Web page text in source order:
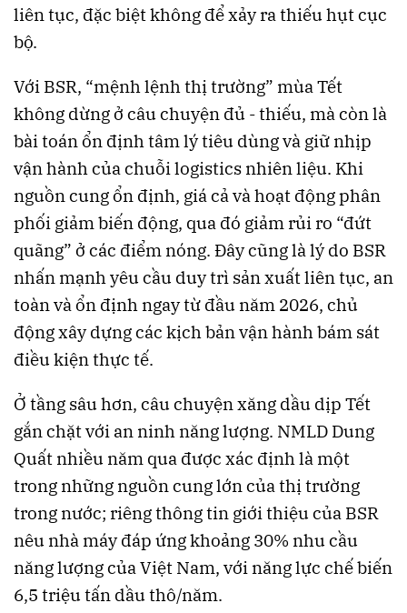
liên tục, đặc biệt không để xảy ra thiếu hụt cục
bộ.
Với BSR, “mệnh lệnh thị trường” mùa Tết
không dừng ở câu chuyện đủ - thiếu, mà còn là
bài toán ổn định tâm lý tiêu dùng và giữ nhịp
vận hành của chuỗi logistics nhiên liệu. Khi
nguồn cung ổn định, giá cả và hoạt động phân
phối giảm biến động, qua đó giảm rủi ro “đứt
quãng” ở các điểm nóng. Đây cũng là lý do BSR
nhấn mạnh yêu cầu duy trì sản xuất liên tục, an
toàn và ổn định ngay từ đầu năm 2026, chủ
động xây dựng các kịch bản vận hành bám sát
điều kiện thực tế.
Ở tầng sâu hơn, câu chuyện xăng dầu dịp Tết
gắn chặt với an ninh năng lượng. NMLD Dung
Quất nhiều năm qua được xác định là một
trong những nguồn cung lớn của thị trường
trong nước; riêng thông tin giới thiệu của BSR
nêu nhà máy đáp ứng khoảng 30% nhu cầu
năng lượng của Việt Nam, với năng lực chế biến
6,5 triệu tấn dầu thô/năm.